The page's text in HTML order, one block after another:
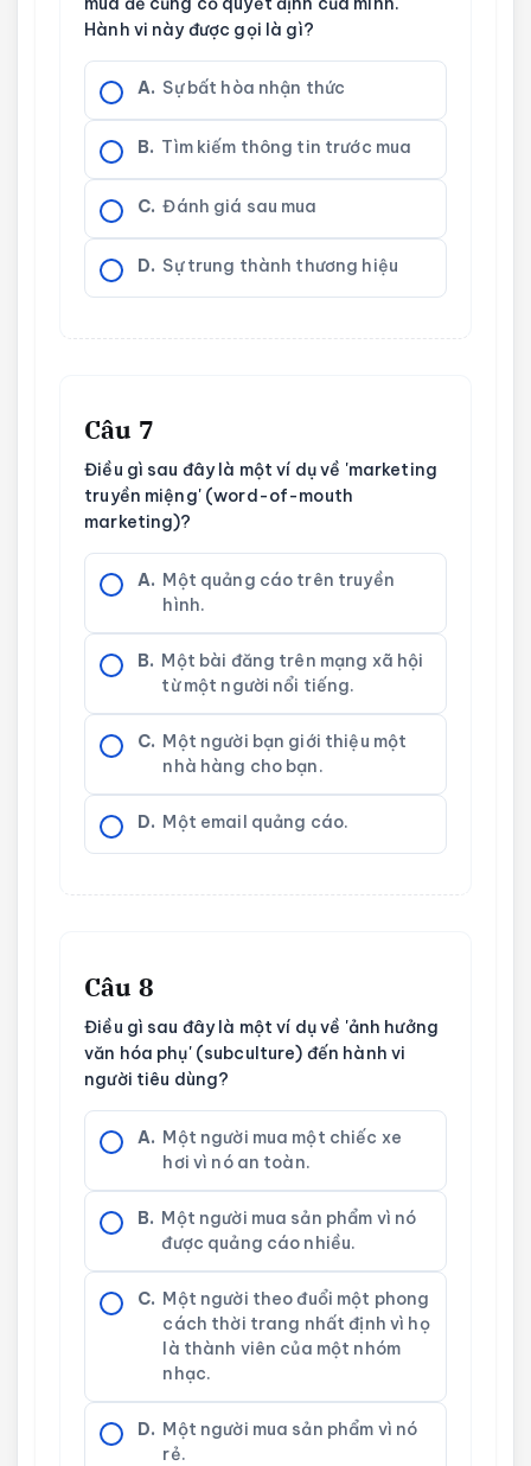
Hành vi này được gọi là gì?
A. Sự bất hòa nhận thức
B. Tìm kiếm thông tin trước mua
C. Đánh giá sau mua
D. Sự trung thành thương hiệu
Câu 7
Điều gì sau đây là một ví dụ về 'marketing
truyền miệng' (word-of-mouth
marketing)?
A. Một quảng cáo trên truyền
hình.
B. Một bài đăng trên mạng xã hội
từ một người nổi tiếng.
C. Một người bạn giới thiệu một
nhà hàng cho bạn.
D. Một email quảng cáo.
Câu 8
Điều gì sau đây là một ví dụ về 'ảnh hưởng
văn hóa phụ' (subculture) đến hành vi
người tiêu dùng?
A. Một người mua một chiếc xe
hơi vì nó an toàn.
B. Một người mua sản phẩm vì nó
được quảng cáo nhiều.
C. Một người theo đuổi một phong
cách thời trang nhất định vì họ
là thành viên của một nhóm
nhạc.
D. Một người mua sản phẩm vì nó
rẻ.